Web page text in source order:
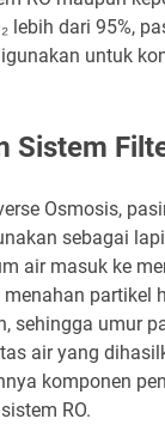
lebih dari 95%,
untuk
Sistem
Osmosis,
sebagai
air masuk ke
partikel
sehingga umur
air yang
komponen
RO.